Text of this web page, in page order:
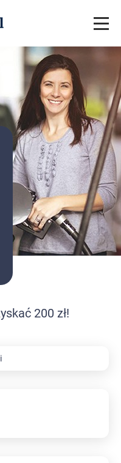
200 zł!